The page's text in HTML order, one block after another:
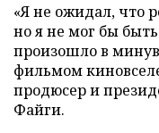
«Я не ожидал, что
но я не мог бы
произошло в
фильмом
продюсер и
Файги.